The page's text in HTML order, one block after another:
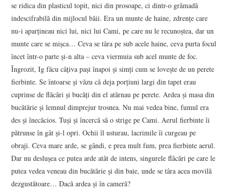
se ridica din plasticul topit, nici din prosoape, ci dintr-o grămadă
indescifrabilă din mijlocul băii. Era un munte de haine, zdrenţe care
nu-i aparţineau nici lui, nici lui Cami, pe care nu le recunoştea, dar un
munte care se mişca… Ceva se târa pe sub acele haine, ceva purta focul
încet într-o parte şi-n alta – ceva viermuia sub acel munte de foc.
Îngrozit, Ig făcu câţiva paşi înapoi şi simţi cum se loveşte de un perete
fierbinte. Se întoarse şi văzu că deja porţiuni largi din tapet erau
cuprinse de flăcări şi bucăţi din el atărnau pe perete. Ardea şi masa din
bucătărie şi lemnul dimprejur trosnea. Nu mai vedea bine, fumul era
des şi înecăcios. Tuşi şi încercă să o strige pe Cami. Aerul fierbinte îi
pătrunse în gât şi-l opri. Ochii îl usturau, lacrimile îi curgeau pe
obraji. Ceva mare arde, se gândi, e prea mult fum, prea fierbinte aerul.
Dar nu desluşea ce putea arde atât de intens, singurele flăcări pe care le
putea vedea veneau din bucătărie şi din baie, unde se târa acea movilă
dezgustătoare… Dacă ardea şi în cameră?